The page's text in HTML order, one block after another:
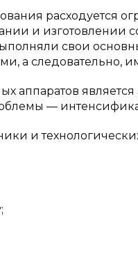
расходуется
и изготовлении
свои
а следовательно,
аппаратов является
—
и